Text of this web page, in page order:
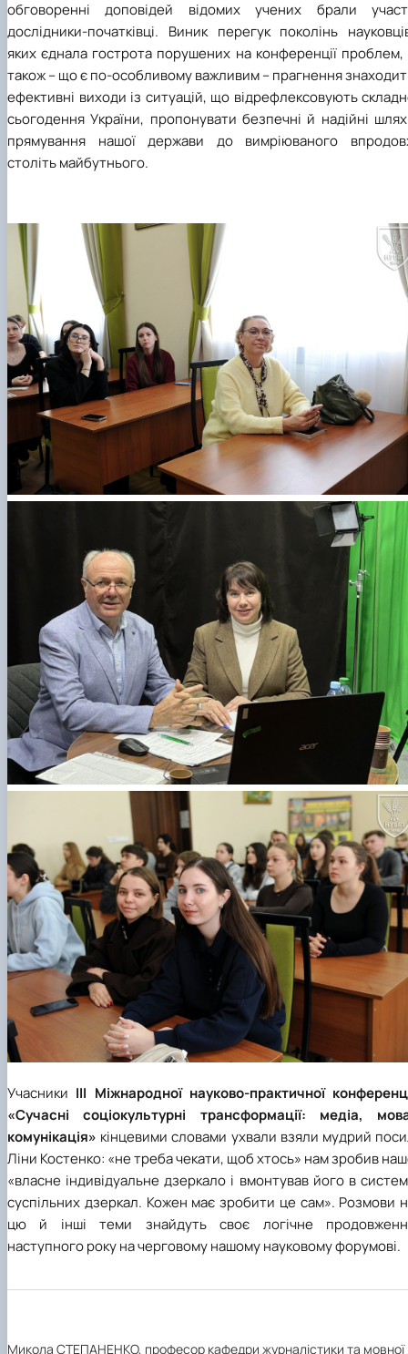
обговоренні доповідей відомих учених брали
дослідники-початківці. Виник перегук поколінь
яких єднала гострота порушених на конференції проблем,
також – що є по-особливому важливим – прагнення
ефективні виходи із ситуацій, що відрефлексовують
сьогодення України, пропонувати безпечні й надійні
прямування нашої держави до вимріюваного
століть майбутнього.
Учасники ІІІ Міжнародної науково-практичної
«Сучасні соціокультурні трансформації: медіа,
комунікація» кінцевими словами ухвали взяли мудрий
Ліни Костенко: «не треба чекати, щоб хтось» нам зробив
«власне індивідуальне дзеркало і вмонтував його в
суспільних дзеркал. Кожен має зробити це сам». Розмови
цю й інші теми знайдуть своє логічне
наступного року на черговому нашому науковому форумові.
Микола СТЕПАНЕНКО, професор кафедри журналістики та мовної